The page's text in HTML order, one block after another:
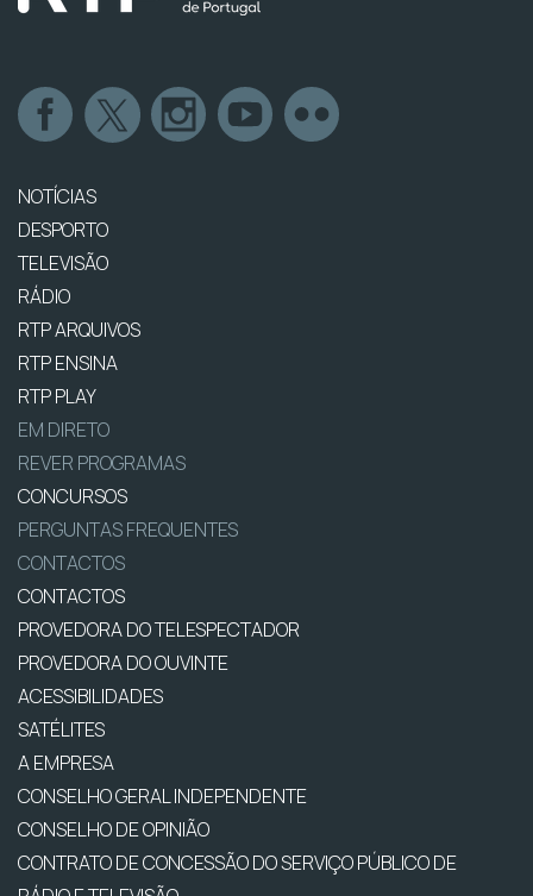
NOTÍCIAS
DESPORTO
TELEVISÃO
RÁDIO
RTP ARQUIVOS
RTP ENSINA
RTP PLAY
EM DIRETO
REVER PROGRAMAS
CONCURSOS
PERGUNTAS FREQUENTES
CONTACTOS
CONTACTOS
PROVEDORA DO TELESPECTADOR
PROVEDORA DO OUVINTE
ACESSIBILIDADES
SATÉLITES
A EMPRESA
CONSELHO GERAL INDEPENDENTE
CONSELHO DE OPINIÃO
CONTRATO DE CONCESSÃO DO SERVIÇO PÚBLICO DE